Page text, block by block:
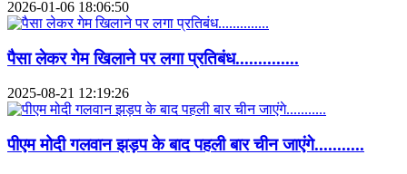
2026-01-06 18:06:50
पैसा लेकर गेम खिलाने पर लगा प्रतिबंध..............
2025-08-21 12:19:26
पीएम मोदी गलवान झड़प के बाद पहली बार चीन जाएंगे...........